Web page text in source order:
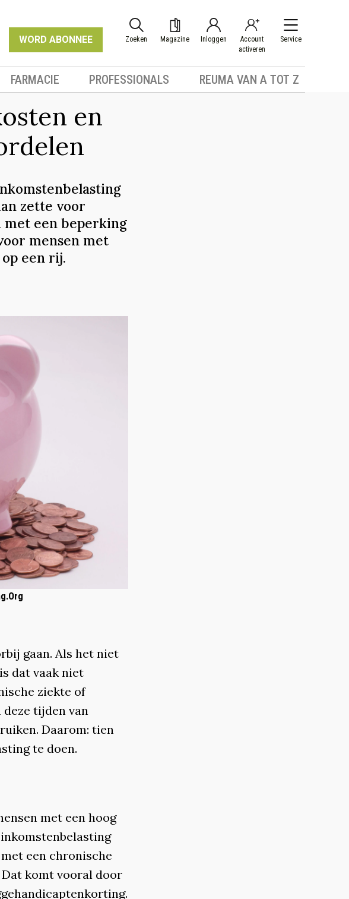
WORD ABONNEE Zoeken Magazine Inloggen
Account
activeren
Service
FARMACIE PROFESSIONALS REUMA VAN A TOT Z
en
zette voor
met een beperking
mensen met
een rij.
gaan. Als het niet
dat vaak niet
ziekte of
tijden van
Daarom: tien
te doen.
met een hoog
een chronische
Dat komt vooral door